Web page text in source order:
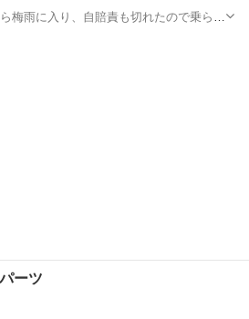
梅雨に入り、自賠責も切れたので乗らな
ーツ